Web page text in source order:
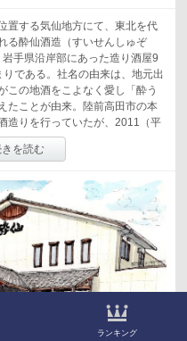
置する気仙地方にて、東北を代
る酔仙酒造（すいせんしゅぞ
手県沿岸部にあった造り酒屋9
である。社名の由来は、地元出
この地酒をこよなく愛し「酔う
たことが由来。陸前高田市の本
造りを行っていたが、2011（平
、津波により蔵が全壊する被害
の助けを得て酒造りを続け、翌
用する米を岩手県産へとチェン
お酒”を大切にし、「美酒伝承」
は、飲んでいて飽きないお酒。
う「きれいなお酒」を造り続け
きを読む
ランキング